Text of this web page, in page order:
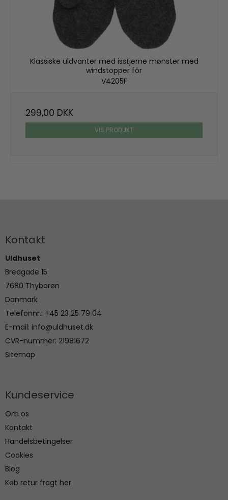
Klassiske uldvanter med isstjerne mønster med
windstopper fór
V4205F
299,00 DKK
VIS PRODUKT
Kontakt
Uldhuset
Bredgade 15
7680 Thyborøn
Danmark
Telefonnr.: +45 23 25 79 04
E-mail: info@uldhuset.dk
CVR-nummer: 21981672
Sitemap
Kundeservice
Om os
Kontakt
Handelsbetingelser
Cookies
Blog
Køb retur fragt her